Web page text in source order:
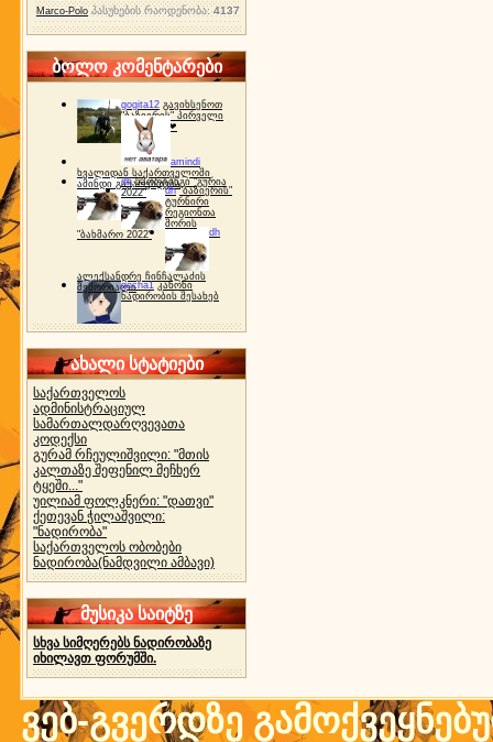
Marco-Polo პასუხების რაოდენობა:4137
ბოლო კომენტარები
gogita12 გავიხსენოთ
"ბაზიერის" პირველი
ტურნირი ❤
amindi
ხვალიდან საქართველოში
ამინდი გაუარესდება
dh სპორტინგი "გურია
2022"
dh "ბაზიერის"
ტურნირი
რეგიონთა
შორის
"ბახმარო 2022"
dh
ალექსანდრე ჩინჩალაძის
მემორიალიgocha1 კანონი
ნადირობის შესახებ
ახალი სტატიები
საქართველოს
ადმინისტრაციულ
სამართალდარღვევათა
კოდექსი
გურამ რჩეულიშვილი: "მთის
კალთაზე შეფენილ მეჩხერ
ტყეში..."
უილიამ ფოლკნერი: "დათვი"
ქეთევან ჭილაშვილი:
"ნადირობა"
საქართველოს ობობები
ნადირობა(ნამდვილი ამბავი)
მუსიკა საიტზე
სხვა სიმღერებს ნადირობაზე
იხილავთ ფორუმში.
ვებ-გვერდზე